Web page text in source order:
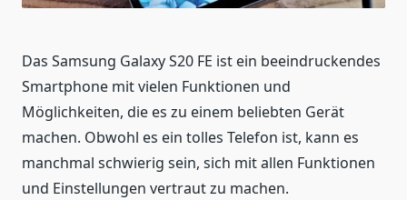
Das Samsung Galaxy S20 FE ist ein beeindruckendes
Smartphone mit vielen Funktionen und
Möglichkeiten, die es zu einem beliebten Gerät
machen. Obwohl es ein tolles Telefon ist, kann es
manchmal schwierig sein, sich mit allen Funktionen
und Einstellungen vertraut zu machen.